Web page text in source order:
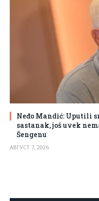
Neđo Mandić: Uputili
sastanak, još uvek
Šengenu
АВГУСТ 7, 2026